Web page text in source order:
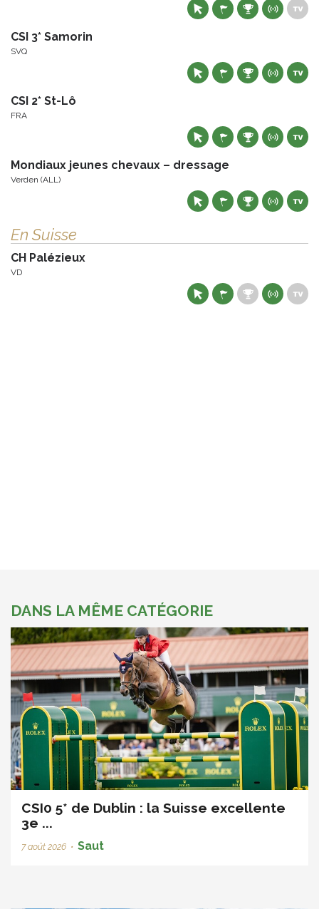
CSI 3* Samorin
SVQ
CSI 2* St-Lô
FRA
Mondiaux jeunes chevaux – dressage
Verden (ALL)
En Suisse
CH Palézieux
VD
DANS LA MÊME CATÉGORIE
CSI0 5* de Dublin : la Suisse excellente
3e ...
7 août 2026 • Saut